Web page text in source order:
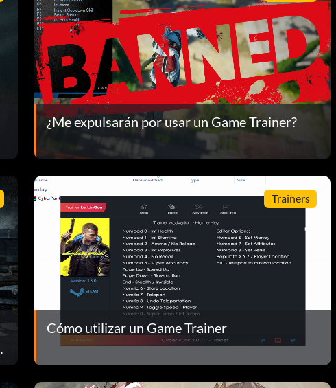
¿Me expulsarán por usar un Game Trainer?
Trainers
Cómo utilizar un Game Trainer